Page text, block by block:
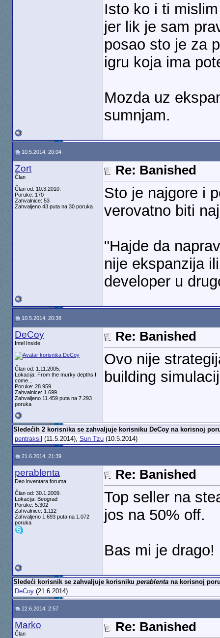
Isto ko i ti
jer lik je sam
posao sto je za
igru koja ima
Mozda uz
sumnjam.
10.5.2014, 20:04
Zort
Član
Član od: 10.3.2010.
Poruke: 170
Zahvalnice: 53
Zahvaljeno 43 puta na 30 poruka
Re: Banished
Sto je najgore i
verovatno biti
"Hajde da
nije ekspanzija
developer u
10.5.2014, 20:38
DeCoy
Intel Inside
Član od: 1.11.2005.
Lokacija: From the murky depths I
come...
Poruke: 28.959
Zahvalnice: 1.699
Zahvaljeno 11.459 puta na 7.293
poruka
Re: Banished
Ovo nije
building
Sledećih 2 korisnika se zahvaljuje korisniku DeCoy na korisnoj
pentraksil (11.5.2014), Sun Tzu(10.5.2014)
21.6.2014, 21:39
perablenta
Deo inventara foruma
Član od: 30.1.2009.
Lokacija: Beograd
Poruke: 5.302
Zahvalnice: 1.112
Zahvaljeno 1.693 puta na 1.072
poruka
Re: Banished
Top seller na
jos na 50% off.
Bas mi je
Sledeći korisnik se zahvaljuje korisniku perablentana korisnoj
DeCoy(21.6.2014)
22.6.2014, 2:57
Marko
Član Re: Banished